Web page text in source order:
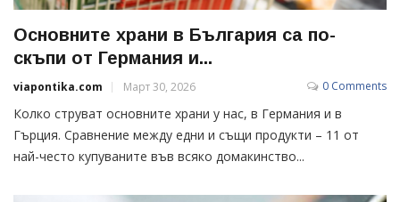
Основните храни в България са по-
скъпи от Германия и...
viapontika.com Март 30, 2026 0 Comments
Колко струват основните храни у нас, в Германия и в
Гърция. Сравнение между едни и същи продукти – 11 от
най-често купуваните във всяко домакинство...